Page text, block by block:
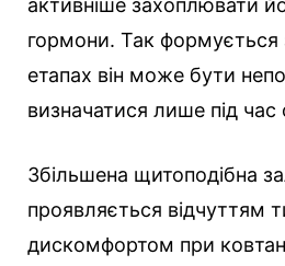
гормони. Так формується
етапах він може бути
визначатися лише під
Збільшена щитоподібна
проявляється відчуттям
дискомфортом при